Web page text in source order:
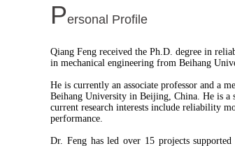
Personal Profile